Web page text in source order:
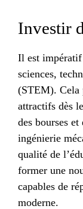
Investir
Il est impératif
sciences,
(STEM). Cela
attractifs dès
des bourses
ingénierie
qualité de
former une
capables de
moderne.